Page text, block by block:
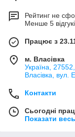
Рейтинг не
Менше 5
Працює з
м. Власівка
Україна,
Власівка, вул.
Контакти
Сьогодні
Показати